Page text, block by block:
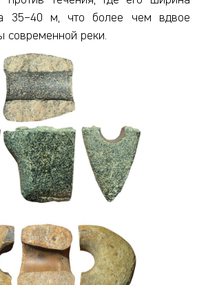
35–40 м, что более чем вдвое
современной реки.